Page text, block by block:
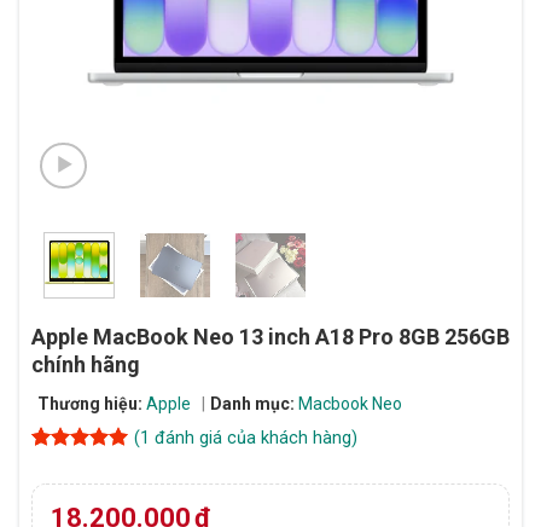
Apple MacBook Neo 13 inch A18 Pro 8GB 256GB
chính hãng
Thương hiệu: Apple Danh mục: Macbook Neo
dựa trên
đánh giá
(1 đánh giá của khách hàng)
18.200.000₫